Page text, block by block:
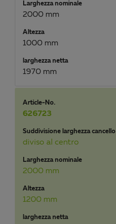
Larghezza nominale
2000 mm
Altezza
1000 mm
larghezza netta
1970 mm
Article-No.
626723
Suddivisione larghezza cancello
diviso al centro
Larghezza nominale
2000 mm
Altezza
1200 mm
larghezza netta